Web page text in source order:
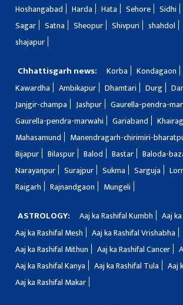
Hoshangabad
Harda Hata Sehore Sidhi
Sagar
Satna Sheopur Shivpuri shahdol
shajapur
Chhattisgarh news: Korba Kondagaon
Kawardha
Ambikapur Dhamtari Durg
Janjgir-champa
Jashpur
Gaurella-pendra-
Gaurella-pendra-marwahi
Gariaband
Mahasamund
Manendragarh-chirimiri-
Bijapur
Bilaspur Balod Bastar Baloda-
Narayanpur
Surajpur Sukma Sarguja
Raigarh
Rajnandgaon Mungeli
ASTROLOGY: Aaj ka Rashifal Kumbh
Aaj
Aaj ka Rashifal Mesh
Aaj ka Rashifal Vrishabha
Aaj ka Rashifal Mithun
Aaj ka Rashifal Cancer
Aaj ka Rashifal Kanya
Aaj ka Rashifal Tula
Aaj
Aaj ka Rashifal Makar